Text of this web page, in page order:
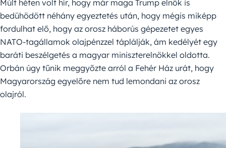
Múlt héten volt hír, hogy már maga Trump elnök is
bedühödött néhány egyeztetés után, hogy mégis miképp
fordulhat elő, hogy az orosz háborús gépezetet egyes
NATO-tagállamok olajpénzzel táplálják, ám kedélyét egy
baráti beszélgetés a magyar miniszterelnökkel oldotta.
Orbán úgy tűnik meggyőzte arról a Fehér Ház urát, hogy
Magyarország egyelőre nem tud lemondani az orosz
olajról.